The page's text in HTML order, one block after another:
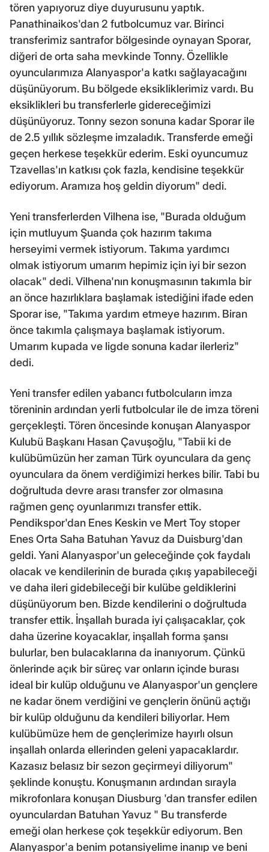
tören yapıyoruz diye duyurusunu yaptık.
Panathinaikos'dan 2 futbolcumuz var. Birinci
transferimiz santrafor bölgesinde oynayan Sporar,
diğeri de orta saha mevkinde Tonny. Özellikle
oyuncularımıza Alanyaspor'a katkı sağlayacağını
düşünüyorum. Bu bölgede eksikliklerimiz vardı. Bu
eksiklikleri bu transferlerle gidereceğimizi
düşünüyoruz. Tonny sezon sonuna kadar Sporar ile
de 2.5 yıllık sözleşme imzaladık. Transferde emeği
geçen herkese teşekkür ederim. Eski oyuncumuz
Tzavellas'ın katkısı çok fazla, kendisine teşekkür
ediyorum. Aramıza hoş geldin diyorum" dedi.
Yeni transferlerden Vilhena ise, "Burada olduğum
için mutluyum Şuanda çok hazırım takıma
herseyimi vermek istiyorum. Takıma yardımcı
olmak istiyorum umarım hepimiz için iyi bir sezon
olacak" dedi. Vilhena'nın konuşmasının takımla bir
an önce hazırlıklara başlamak istediğini ifade eden
Sporar ise, "Takıma yardım etmeye hazırım. Biran
önce takımla çalışmaya başlamak istiyorum.
Umarım kupada ve ligde sonuna kadar ilerleriz"
dedi.
Yeni transfer edilen yabancı futbolcuların imza
töreninin ardından yerli futbolcular ile de imza töreni
gerçekleşti. Tören öncesinde konuşan Alanyaspor
Kulubü Başkanı Hasan Çavuşoğlu, "Tabii ki de
kulübümüzün her zaman Türk oyunculara da genç
oyunculara da önem verdiğimizi herkes bilir. Tabi bu
doğrultuda devre arası transfer zor olmasına
rağmen genç oyunlarımızı transfer ettik.
Pendikspor'dan Enes Keskin ve Mert Toy stoper
Enes Orta Saha Batuhan Yavuz da Duisburg'dan
geldi. Yani Alanyaspor'un geleceğinde çok faydalı
olacak ve kendilerinin de burada çıkış yapabileceği
ve daha ileri gidebileceği bir kulübe geldiklerini
düşünüyorum ben. Bizde kendilerini o doğrultuda
transfer ettik. İnşallah burada iyi çalışacaklar, çok
daha üzerine koyacaklar, inşallah forma şansı
bulurlar, ben bulacaklarına da inanıyorum. Çünkü
önlerinde açık bir süreç var onların içinde burası
ideal bir kulüp olduğunu ve Alanyaspor'un gençlere
ne kadar önem verdiğini ve gençlerin önünü açtığı
bir kulüp olduğunu da kendileri biliyorlar. Hem
kulübümüze hem de gençlerimize hayırlı olsun
inşallah onlarda ellerinden geleni yapacaklardır.
Kazasız belasız bir sezon geçirmeyi diliyorum"
şeklinde konuştu. Konuşmanın ardından sırayla
mikrofonlara konuşan Diusburg 'dan transfer edilen
oyunculardan Batuhan Yavuz " Bu transferde
emeği olan herkese çok teşekkür ediyorum. Ben
Alanyaspor'a benim potansiyelime inanıp ve beni